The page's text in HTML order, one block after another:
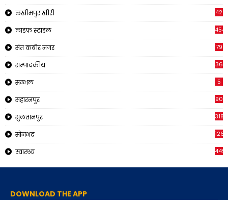
लखीमपुर खीरी 42
लाइफ स्टाइल 454
संत कबीर नगर 79
सम्पादकीय 36
सम्भल 5
सहारनपुर 90
सुलतानपुर 318
सोनभद्र 1266
स्वास्थ्य 449
DOWNLOAD THE APP